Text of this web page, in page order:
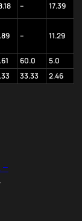
– 17.39
– 11.29
60.0
5.0
33.33 2.46